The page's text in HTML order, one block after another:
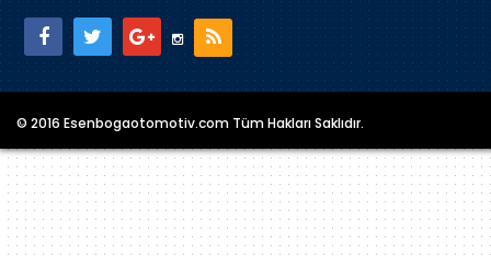
© 2016 Esenbogaotomotiv.com Tüm Hakları Saklıdır.